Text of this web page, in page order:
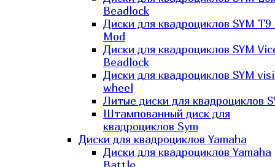
Beadlock
Диски для квадроциклов SYM T9
Mod
Диски для квадроциклов SYM
Beadlock
Диски для квадроциклов SYM
wheel
Литые диски для квадроциклов
Штампованный диск для
квадроциклов Sym
Диски для квадроциклов Yamaha
Диски для квадроциклов Yamaha